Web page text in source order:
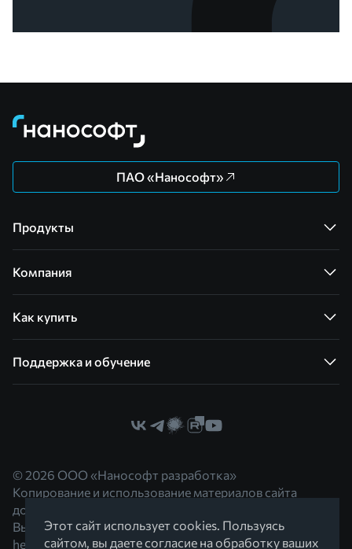
ПАО «Нанософт»
Продукты
Компания
Как купить
Поддержка и обучение
© 2026 ООО «Нанософт разработка»
Копирование и использование материалов сайта
допускается с согласия правообладателя.
Вы можете обратиться к нам по адресу
hello@nanocad.ru
Этот сайт использует cookies. Пользуясь
сайтом, вы даете согласие на обработку ваших